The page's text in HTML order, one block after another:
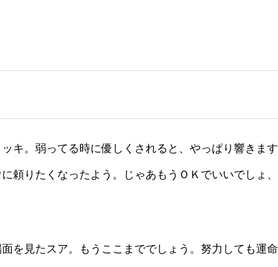
キ。弱ってる時に優しくされると、やっぱり響きま
頼りたくなったよう。じゃあもうＯＫでいいでしょ
を見たスア。もうここまででしょう。努力しても運命